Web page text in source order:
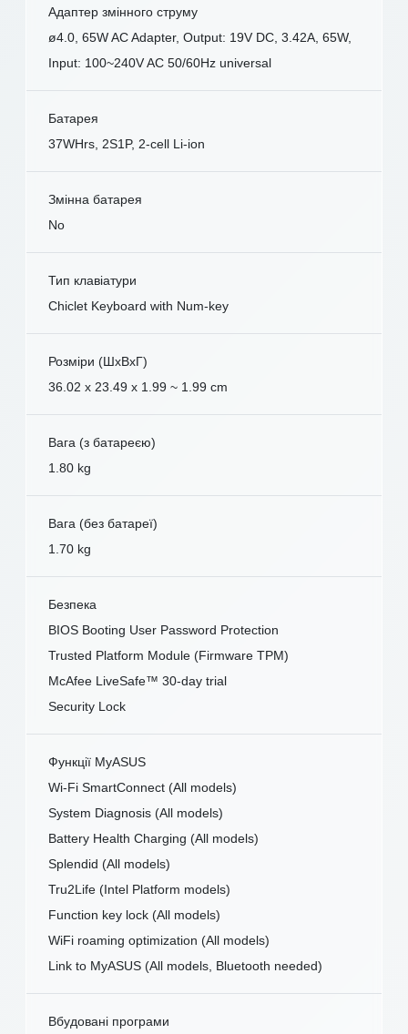
Адаптер змінного струму
ø4.0, 65W AC Adapter, Output: 19V DC, 3.42A, 65W,
Input: 100~240V AC 50/60Hz universal
Батарея
37WHrs, 2S1P, 2-cell Li-ion
Змінна батарея
No
Тип клавіатури
Chiclet Keyboard with Num-key
Розміри (ШxВxГ)
36.02 x 23.49 x 1.99 ~ 1.99 cm
Вага (з батареєю)
1.80 kg
Вага (без батареї)
1.70 kg
Безпека
BIOS Booting User Password Protection
Trusted Platform Module (Firmware TPM)
McAfee LiveSafe™ 30-day trial
Security Lock
Функції MyASUS
Wi-Fi SmartConnect (All models)
System Diagnosis (All models)
Battery Health Charging (All models)
Splendid (All models)
Tru2Life (Intel Platform models)
Function key lock (All models)
WiFi roaming optimization (All models)
Link to MyASUS (All models, Bluetooth needed)
Вбудовані програми